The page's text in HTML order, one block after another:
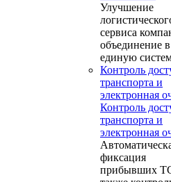
Улучшение
сервиса
объединение в
единую
Контроль
транспорта и
электронная
Контроль
транспорта и
электронная
фиксация
прибывших